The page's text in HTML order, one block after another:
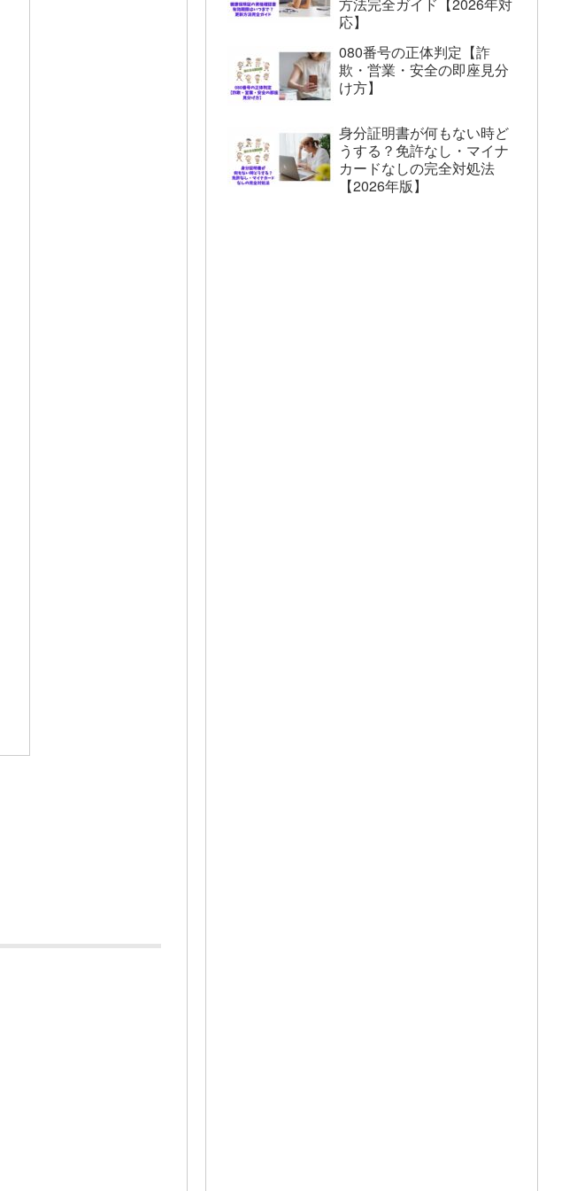
応】
080番号の正体判定【詐
欺・営業・安全の即座見分
け方】
身分証明書が何もない時ど
うする？免許なし・マイナ
カードなしの完全対処法
【2026年版】